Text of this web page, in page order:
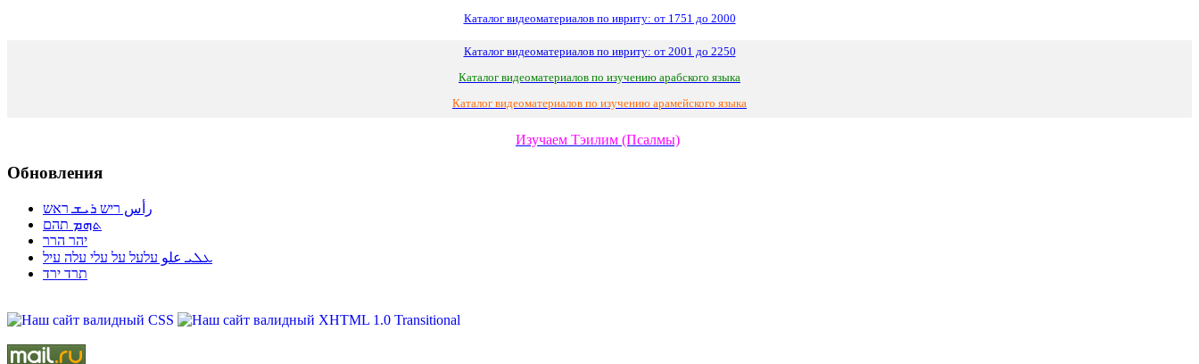
Каталог видеоматериалов по ивриту: от 1751 до 2000
Каталог видеоматериалов по ивриту: от 2001 до 2250
Каталог видеоматериалов по изучению арабского языка
Каталог видеоматериалов по изучению арамейского языка
Изучаем Тэилим (Псалмы)
Обновления
رأس ריש ܪܝܫ ראש
ܬܗܡ תהם
יהר הרר
ܥܠܝ علو עלעל על עלי עלה עיל
תרד ירד